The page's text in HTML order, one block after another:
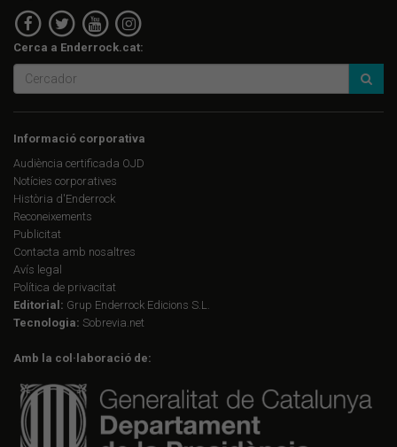
Cerca a Enderrock.cat:
Informació corporativa
Audiència certificada OJD
Notícies corporatives
Història d'Enderrock
Reconeixements
Publicitat
Contacta amb nosaltres
Avís legal
Política de privacitat
Editorial: Grup Enderrock Edicions S.L.
Tecnologia: Sobrevia.net
Amb la col·laboració de: